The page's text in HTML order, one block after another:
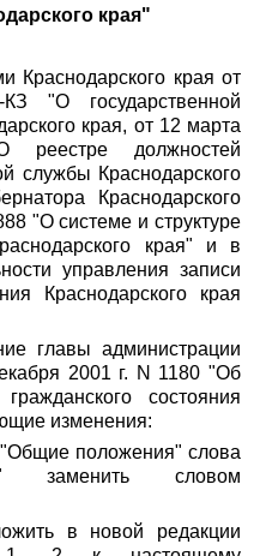
края"
Краснодарского края от
"О государственной
края, от 12 марта
должностей
службы Краснодарского
Краснодарского
"О системе и структуре
края" и в
управления записи
Краснодарского края
главы администрации
2001 г. N 1180 "Об
состояния
изменения:
"Общие положения" слова
заменить словом
в новой редакции